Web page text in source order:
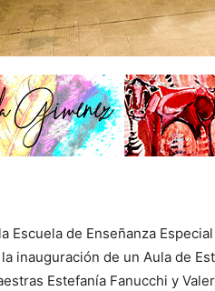
Escuela de Enseñanza
inauguración de un Aula de
Estefanía Fanucchi y